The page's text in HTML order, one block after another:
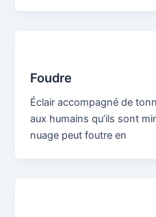
Foudre
Éclair accompagné de
aux humains qu’ils sont
nuage peut foutre en